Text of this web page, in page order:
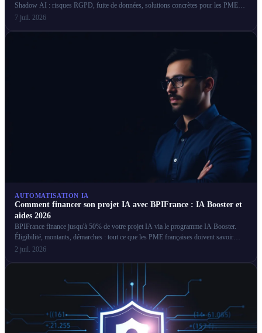
Shadow AI : risques RGPD, fuite de données, solutions concrètes pour les PME
françaises.
7 juil. 2026
AUTOMATISATION IA
Comment financer son projet IA avec BPIFrance : IA Booster et
aides 2026
BPIFrance finance jusqu'à 50% de votre projet IA via le programme IA Booster.
Éligibilité, montants, démarches : tout ce que les PME françaises doivent savoir
pour obtenir ces aides.
2 juil. 2026